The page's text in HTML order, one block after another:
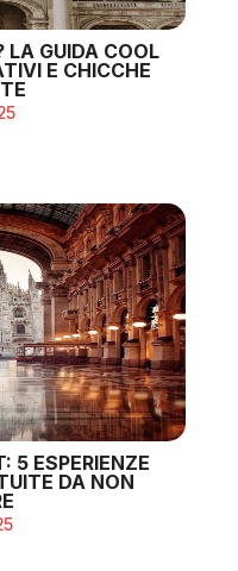
LA GUIDA COOL
E CHICCHE
5 ESPERIENZE
DA NON